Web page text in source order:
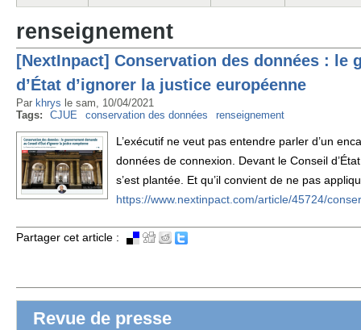
renseignement
[NextInpact] Conservation des données : le
d’État d’ignorer la justice européenne
Par khrys le sam, 10/04/2021
Tags:
CJUE conservation des données renseignement
L’exécutif ne veut pas entendre parler d’un
données de connexion. Devant le Conseil
s’est plantée. Et qu’il convient de ne pas
https://www.nextinpact.com/article/45724/
Partager cet article :
Revue de presse